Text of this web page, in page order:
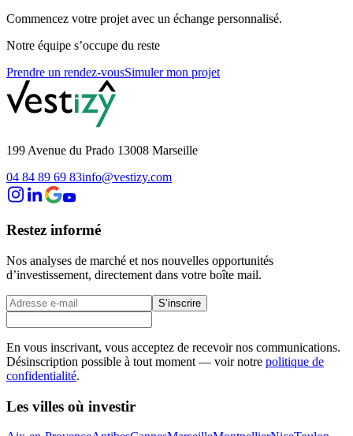
Commencez votre projet avec un échange personnalisé.
Notre équipe s’occupe du reste
Prendre un rendez-vousSimuler mon projet
199 Avenue du Prado 13008 Marseille
04 84 89 69 83info@vestizy.com
Restez informé
Nos analyses de marché et nos nouvelles opportunités
d’investissement, directement dans votre boîte mail.
S’inscrire
En vous inscrivant, vous acceptez de recevoir nos communications.
Désinscription possible à tout moment — voir notre politique de
confidentialité.
Les villes où investir